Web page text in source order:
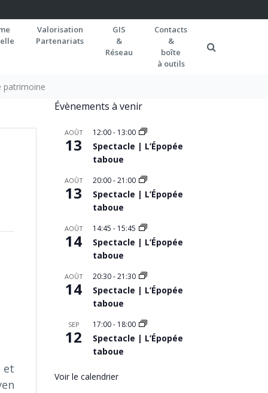
Valorisation
Partenariats
GIS
&
Réseau
Contacts
&
boîte
à outils
patrimoine
Évènements à venir
AOÛT
13
12:00- 13:00
Spectacle | L’Épopée
taboue
AOÛT
13
20:00-21:00
Spectacle | L’Épopée
taboue
AOÛT
14
14:45 - 15:45
Spectacle | L’Épopée
taboue
AOÛT
14
20:30-21:30
Spectacle | L’Épopée
taboue
SEP
12
17:00- 18:00
Spectacle | L’Épopée
taboue
Voir le calendrier